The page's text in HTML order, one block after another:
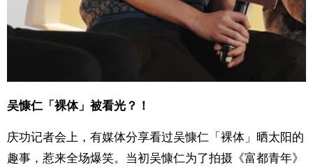
吴慷仁「裸体」被看光？！
庆功记者会上，有媒体分享看过吴慷仁「裸体」晒太阳的
趣事，惹来全场爆笑。当初吴慷仁为了拍摄《富都青年》